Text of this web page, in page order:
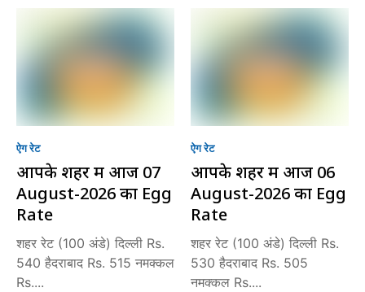
ऐग रेट
आपके शहर में आज 07
August-2026 का Egg
Rate
शहर रेट (100 अंडे) दिल्ली Rs.
540 हैदराबाद Rs. 515 नमक्कल
Rs....
ऐग रेट
आपके शहर में आज 06
August-2026 का Egg
Rate
शहर रेट (100 अंडे) दिल्ली Rs.
530 हैदराबाद Rs. 505
नमक्कल Rs....